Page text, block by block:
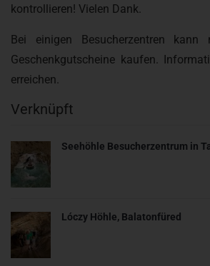
kontrollieren! Vielen Dank.
Bei einigen Besucherzentren
Geschenkgutscheine kaufen.
erreichen.
Verknüpft
Seehöhle Besucherzentrum in
Lóczy Höhle, Balatonfüred